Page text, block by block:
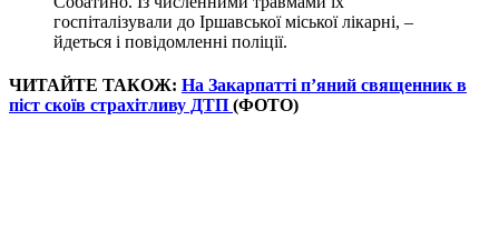
госпіталізували до Іршавської міської лікарні, –
йдеться і повідомленні поліції.
ЧИТАЙТЕ ТАКОЖ: На Закарпатті п’яний священник в
піст скоїв страхітливу ДТП (ФОТО)